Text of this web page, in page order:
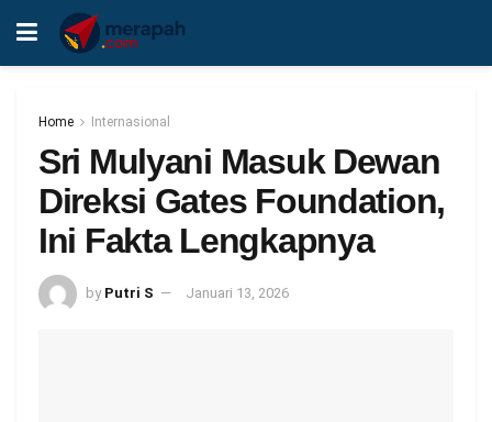
Home Internasional
Sri Mulyani Masuk Dewan
Direksi Gates Foundation,
Ini Fakta Lengkapnya
by Putri S Januari 13, 2026